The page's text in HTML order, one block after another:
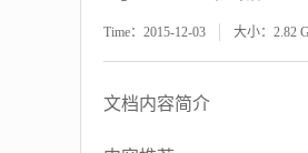
Time：2015-12-03 大小：2.82
文档内容简介